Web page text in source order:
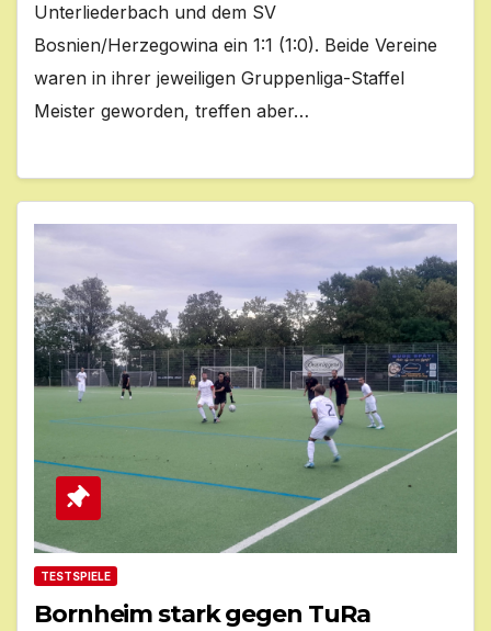
Unterliederbach und dem SV
Bosnien/Herzegowina ein 1:1 (1:0). Beide Vereine
waren in ihrer jeweiligen Gruppenliga-Staffel
Meister geworden, treffen aber…
TESTSPIELE
Bornheim stark gegen TuRa